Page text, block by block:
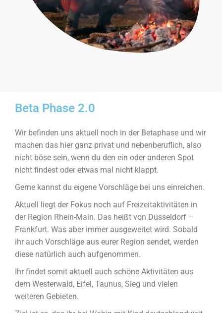
Beta Phase 2.0
Wir befinden uns aktuell noch in der Betaphase und wir
machen das hier ganz privat und nebenberuflich, also
nicht böse sein, wenn du den ein oder anderen Spot
nicht findest oder etwas mal nicht klappt.
Gerne kannst du eigene Vorschläge bei uns einreichen.
Aktuell liegt der Fokus noch auf Freizeitaktivitäten in
der Region Rhein-Main. Das heißt von Düsseldorf –
Frankfurt. Was aber immer ausgeweitet wird. Sobald
ihr auch Vorschläge aus eurer Region sendet, werden
diese natürlich auch aufgenommen.
Ihr findet somit aktuell auch schöne Aktivitäten aus
dem Westerwald, Eifel, Taunus, Sieg und vielen
weiteren Gebieten.